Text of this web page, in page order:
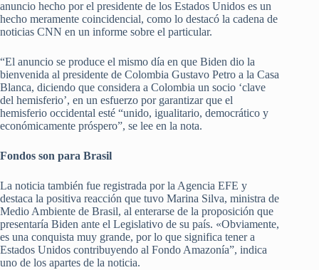
anuncio hecho por el presidente de los Estados Unidos es un
hecho meramente coincidencial, como lo destacó la cadena de
noticias CNN en un informe sobre el particular.
“El anuncio se produce el mismo día en que Biden dio la
bienvenida al presidente de Colombia Gustavo Petro a la Casa
Blanca, diciendo que considera a Colombia un socio ‘clave
del hemisferio’, en un esfuerzo por garantizar que el
hemisferio occidental esté “unido, igualitario, democrático y
económicamente próspero”, se lee en la nota.
Fondos son para Brasil
La noticia también fue registrada por la Agencia EFE y
destaca la positiva reacción que tuvo Marina Silva, ministra de
Medio Ambiente de Brasil, al enterarse de la proposición que
presentaría Biden ante el Legislativo de su país. «Obviamente,
es una conquista muy grande, por lo que significa tener a
Estados Unidos contribuyendo al Fondo Amazonía”, indica
uno de los apartes de la noticia.